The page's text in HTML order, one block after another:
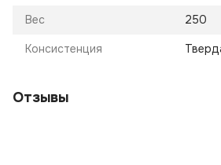
Вес 250
Консистенция
Отзывы